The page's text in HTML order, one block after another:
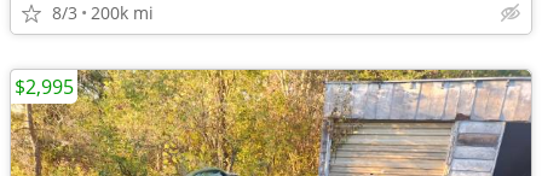
8/3 200k mi
$2,995